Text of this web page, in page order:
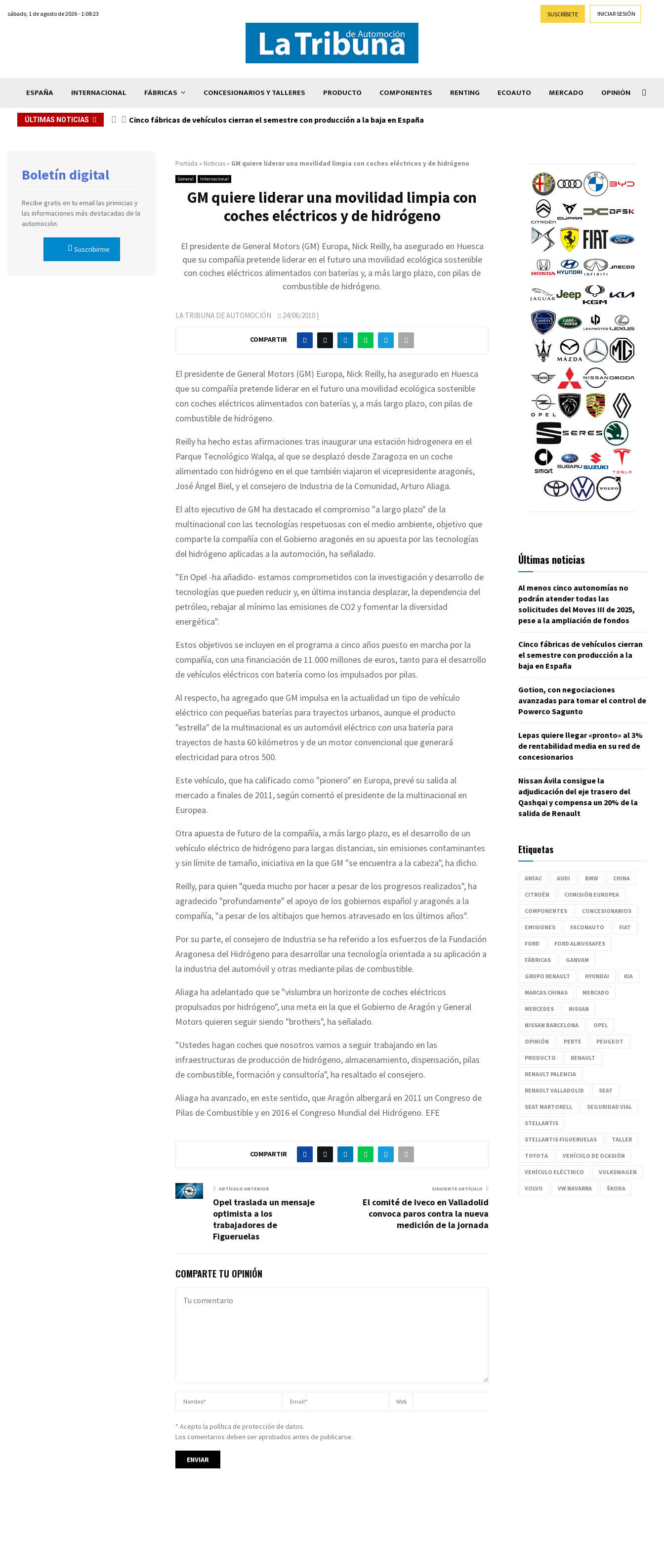
sábado, 1 de agosto de 2026 - 1:08:23 SUSCRÍBETE INICIAR SESIÓN
ESPAÑA INTERNACIONAL FÁBRICAS CONCESIONARIOS Y TALLERES PRODUCTO COMPONENTES RENTING ECOAUTO MERCADO OPINIÓN
ÚLTIMAS NOTICIAS Cinco fábricas de vehículos cierran el semestre con producción a la baja en España
Portada » Noticias » GM quiere liderar una movilidad limpia con coches eléctricos y de hidrógeno
General Internacional
GM quiere liderar una movilidad limpia con
coches eléctricos y de hidrógeno
El presidente de General Motors (GM) Europa, Nick Reilly, ha asegurado en Huesca
que su compañía pretende liderar en el futuro una movilidad ecológica sostenible
con coches eléctricos alimentados con baterías y, a más largo plazo, con pilas de
combustible de hidrógeno.
LA TRIBUNA DE AUTOMOCIÓN 24/06/2010 |
COMPARTIR
El presidente de General Motors (GM) Europa, Nick Reilly, ha asegurado en Huesca
que su compañía pretende liderar en el futuro una movilidad ecológica sostenible
con coches eléctricos alimentados con baterías y, a más largo plazo, con pilas de
combustible de hidrógeno.
Reilly ha hecho estas afirmaciones tras inaugurar una estación hidrogenera en el
Parque Tecnológico Walqa, al que se desplazó desde Zaragoza en un coche
alimentado con hidrógeno en el que también viajaron el vicepresidente aragonés,
José Ángel Biel, y el consejero de Industria de la Comunidad, Arturo Aliaga.
El alto ejecutivo de GM ha destacado el compromiso "a largo plazo" de la
multinacional con las tecnologías respetuosas con el medio ambiente, objetivo que
comparte la compañía con el Gobierno aragonés en su apuesta por las tecnologías
del hidrógeno aplicadas a la automoción, ha señalado.
"En Opel -ha añadido- estamos comprometidos con la investigación y desarrollo de
tecnologías que pueden reducir y, en última instancia desplazar, la dependencia del
petróleo, rebajar al mínimo las emisiones de CO2 y fomentar la diversidad
energética".
Estos objetivos se incluyen en el programa a cinco años puesto en marcha por la
compañía, con una financiación de 11.000 millones de euros, tanto para el desarrollo
de vehículos eléctricos con batería como los impulsados por pilas.
Al respecto, ha agregado que GM impulsa en la actualidad un tipo de vehículo
eléctrico con pequeñas baterías para trayectos urbanos, aunque el producto
"estrella" de la multinacional es un automóvil eléctrico con una batería para
trayectos de hasta 60 kilómetros y de un motor convencional que generará
electricidad para otros 500.
Este vehículo, que ha calificado como "pionero" en Europa, prevé su salida al
mercado a finales de 2011, según comentó el presidente de la multinacional en
Europea.
Otra apuesta de futuro de la compañía, a más largo plazo, es el desarrollo de un
vehículo eléctrico de hidrógeno para largas distancias, sin emisiones contaminantes
y sin límite de tamaño, iniciativa en la que GM "se encuentra a la cabeza", ha dicho.
Reilly, para quien "queda mucho por hacer a pesar de los progresos realizados", ha
agradecido "profundamente" el apoyo de los gobiernos español y aragonés a la
compañía, "a pesar de los altibajos que hemos atravesado en los últimos años".
Por su parte, el consejero de Industria se ha referido a los esfuerzos de la Fundación
Aragonesa del Hidrógeno para desarrollar una tecnología orientada a su aplicación a
la industria del automóvil y otras mediante pilas de combustible.
Aliaga ha adelantado que se "vislumbra un horizonte de coches eléctricos
propulsados por hidrógeno", una meta en la que el Gobierno de Aragón y General
Motors quieren seguir siendo "brothers", ha señalado.
"Ustedes hagan coches que nosotros vamos a seguir trabajando en las
infraestructuras de producción de hidrógeno, almacenamiento, dispensación, pilas
de combustible, formación y consultoría", ha resaltado el consejero.
Aliaga ha avanzado, en este sentido, que Aragón albergará en 2011 un Congreso de
Pilas de Combustible y en 2016 el Congreso Mundial del Hidrógeno. EFE
COMPARTIR
ARTÍCULO ANTERIOR
Opel traslada un mensaje
optimista a los
trabajadores de
Figueruelas
SIGUIENTE ARTÍCULO
El comité de Iveco en Valladolid
convoca paros contra la nueva
medición de la jornada
COMPARTE TU OPINIÓN
* Acepto la política de protección de datos.
Los comentarios deben ser aprobados antes de publicarse.
Boletín digital
Recibe gratis en tu email las primicias y
las informaciones más destacadas de la
automoción.
Suscribirme
Últimas noticias
Al menos cinco autonomías no
podrán atender todas las
solicitudes del Moves III de 2025,
pese a la ampliación de fondos
Cinco fábricas de vehículos cierran
el semestre con producción a la
baja en España
Gotion, con negociaciones
avanzadas para tomar el control de
Powerco Sagunto
Lepas quiere llegar «pronto» al 3%
de rentabilidad media en su red de
concesionarios
Nissan Ávila consigue la
adjudicación del eje trasero del
Qashqai y compensa un 20% de la
salida de Renault
Etiquetas
ANFAC AUDI BMW CHINA
CITROËN COMISIÓN EUROPEA
COMPONENTES CONCESIONARIOS
EMISIONES FACONAUTO FIAT
FORD FORD ALMUSSAFES
FÁBRICAS GANVAM
GRUPO RENAULT HYUNDAI KIA
MARCAS CHINAS MERCADO
MERCEDES NISSAN
NISSAN BARCELONA OPEL
OPINIÓN PERTE PEUGEOT
PRODUCTO RENAULT
RENAULT PALENCIA
RENAULT VALLADOLID SEAT
SEAT MARTORELL SEGURIDAD VIAL
STELLANTIS
STELLANTIS FIGUERUELAS TALLER
TOYOTA VEHÍCULO DE OCASIÓN
VEHÍCULO ELÉCTRICO VOLKSWAGEN
VOLVO VW NAVARRA ŠKODA